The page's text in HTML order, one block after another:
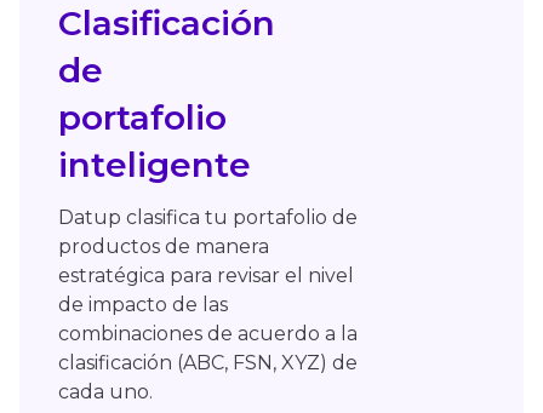
Clasificación
de
portafolio
inteligente
Datup clasifica tu portafolio de
productos de manera
estratégica para revisar el nivel
de impacto de las
combinaciones de acuerdo a la
clasificación (ABC, FSN, XYZ) de
cada uno.